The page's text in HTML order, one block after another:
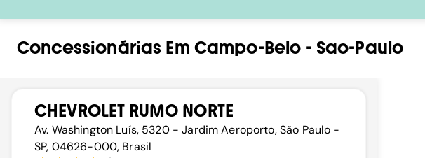
Concessionárias Em Campo-Belo - Sao-Paulo
CHEVROLET RUMO NORTE
Av. Washington Luís, 5320 - Jardim Aeroporto, São Paulo -
SP, 04626-000, Brasil